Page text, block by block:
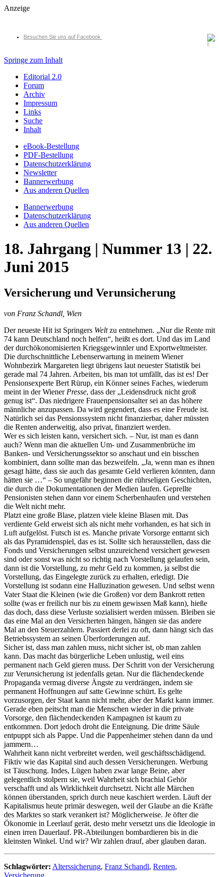
Anzeige
Besuchen Sie uns auf Facebook
Springe zum Inhalt
Editorial 2.0
Forum
Archiv
Impressum
Links
Suche
Inhalt
eBook-Bestellung
PDF-Bestellung
Datenschutzerklärung
Newsletter
Bannerwerbung
Aus anderen Quellen
Bannerwerbung
Datenschutzerklärung
Aus anderen Quellen
18. Jahrgang | Nummer 13 | 22.
Juni 2015
Versicherung und Verunsicherung
von Franz Schandl, Wien
Der neueste Hit ist Springers Weltzu entnehmen. „Nur die Rente mit
74 kann Deutschland noch helfen“, heißt es dort. Und das im Land
der durchökonomisierten Kriegsgewinnler und Exportweltmeister.
Die durchschnittliche Lebenserwartung in meinem Wiener
Wohnbezirk Margareten liegt übrigens laut neuester Statistik bei
gerade mal 74 Jahren. Arbeiten, bis man tot umfällt, das ist es! Der
Pensionsexperte Bert Rürup, ein Könner seines Faches, wiederum
meint in der Wiener Presse, dass der „Leidensdruck nicht groß
genug ist“. Das niedrigere Frauenpensionsalter sei an das höhere
männliche anzupassen. Da wird gegendert, dass es eine Freude ist.
Natürlich sei das Pensionssystem nicht finanzierbar, daher müssten
die Renten anderweitig, also privat, finanziert werden.
Wer es sich leisten kann, versichert sich. – Nur, ist man es dann
auch? Wenn man die aktuellen Um- und Zusammenbrüche im
Banken- und Versicherungssektor so anschaut und ein bisschen
kombiniert, dann sollte man das bezweifeln. „Ja, wenn man es ihnen
gesagt hätte, dass sie auch das gesamte Geld verlieren könnten, dann
hätten sie …“ – So ungefähr beginnen die rührseligen Geschichten,
die durch die Dokumentationen der Medien laufen. Geprellte
Pensionisten stehen dann vor einem Scherbenhaufen und verstehen
die Welt nicht mehr.
Platzt eine große Blase, platzen viele kleine Blasen mit. Das
verdiente Geld erweist sich als nicht mehr vorhanden, es hat sich in
Luft aufgelöst. Futsch ist es. Manche private Vorsorge enttarnt sich
als das Pyramidenspiel, das es ist. Sollte sich herausstellen, dass die
Fonds und Versicherungen selbst unzureichend versichert gewesen
sind oder sonst was nicht so richtig nach Vorstellung gelaufen sein,
dann ist die Vorstellung, zu mehr Geld zu kommen, ja selbst die
Vorstellung, das Eingelegte zurück zu erhalten, erledigt. Die
Vorstellung ist sodann eine Halluzination gewesen. Und selbst wenn
Vater Staat die Kleinen (wie die Großen) vor dem Bankrott retten
sollte (was er freilich nur bis zu einem gewissen Maß kann), hieße
das doch, dass diese Verluste sozialisiert werden müssen. Bleiben sie
das eine Mal an den Versicherten hängen, hängen sie das andere
Mal an den Steuerzahlern. Passiert derlei zu oft, dann hängt sich das
Betriebssystem an seinen Überforderungen auf.
Sicher ist, dass man zahlen muss, nicht sicher ist, ob man zahlen
kann. Das macht das bürgerliche Leben unlustig, weil eins
permanent nach Geld gieren muss. Der Schritt von der Versicherung
zur Verunsicherung ist jedenfalls getan. Nur die flächendeckende
Propaganda vermag diverse Ängste zu verdrängen, indem sie
permanent Hoffnungen auf satte Gewinne schürt. Es gelte
vorzusorgen, der Staat kann nicht mehr, aber der Markt kann immer.
Gerade eben peitscht man die Menschen wieder in die private
Vorsorge, den flächendeckenden Kampagnen ist kaum zu
entkommen. Dort jedoch droht die Enteignung. Die dritte Säule
entpuppt sich als Pappe. Und die Pappenheimer stehen dann da und
jammern…
Wahrheit kann nicht verbreitet werden, weil geschäftsschädigend.
Fiktiv wie das Kapital sind auch dessen Versicherungen. Werbung
ist Täuschung. Indes, Lügen haben zwar lange Beine, aber
gelegentlich stolpern sie, weil Wahrheit sich brachial Gehör
verschafft und als Wirklichkeit durchsetzt. Nicht alle Märchen
können überstanden, sprich durch neue kaschiert werden. Läuft der
Kapitalismus heute primär deswegen, weil der Glaube an die Kräfte
des Marktes so stark verankert ist? Möglicherweise. Je öfter die
Ökonomie in Leerlauf gerät, desto mehr versetzt uns die Ideologie in
einen irren Dauerlauf. PR-Abteilungen bombardieren bis in die
kleinsten Winkel. Und wir? Wir zahlen drauf, aber glauben daran.
Schlagwörter: Alterssicherung, Franz Schandl, Renten,